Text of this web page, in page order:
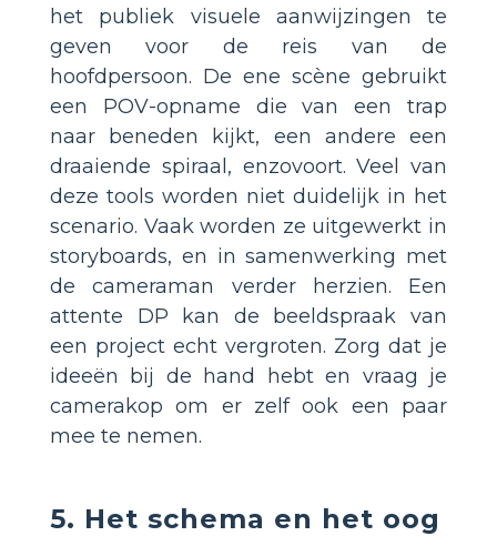
het publiek visuele aanwijzingen te
geven voor de reis van de
hoofdpersoon. De ene scène gebruikt
een POV-opname die van een trap
naar beneden kijkt, een andere een
draaiende spiraal, enzovoort. Veel van
deze tools worden niet duidelijk in het
scenario. Vaak worden ze uitgewerkt in
storyboards, en in samenwerking met
de cameraman verder herzien. Een
attente DP kan de beeldspraak van
een project echt vergroten. Zorg dat je
ideeën bij de hand hebt en vraag je
camerakop om er zelf ook een paar
mee te nemen.
5. Het schema en het oog